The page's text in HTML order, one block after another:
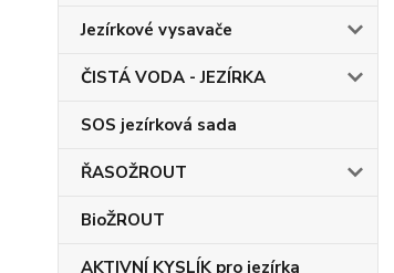
Jezírkové vysavače
ČISTÁ VODA - JEZÍRKA
SOS jezírková sada
ŘASOŽROUT
BioŽROUT
AKTIVNÍ KYSLÍK pro jezírka